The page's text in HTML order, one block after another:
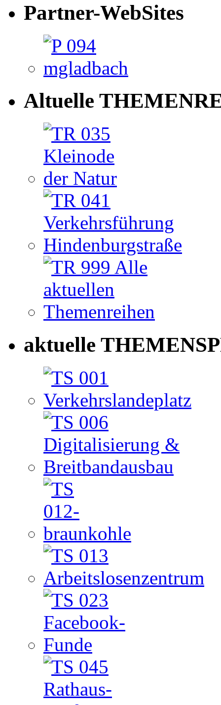
Partner-WebSites
Altuelle
aktuelle